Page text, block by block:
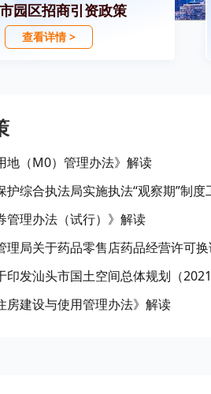
园区招商引资政策
查看详情 >
地（M0）管理办法》解读
护综合执法局实施执法“观察期”制
管理办法（试行）》解读
印发汕头市国土空间总体规划（
房建设与使用管理办法》解读